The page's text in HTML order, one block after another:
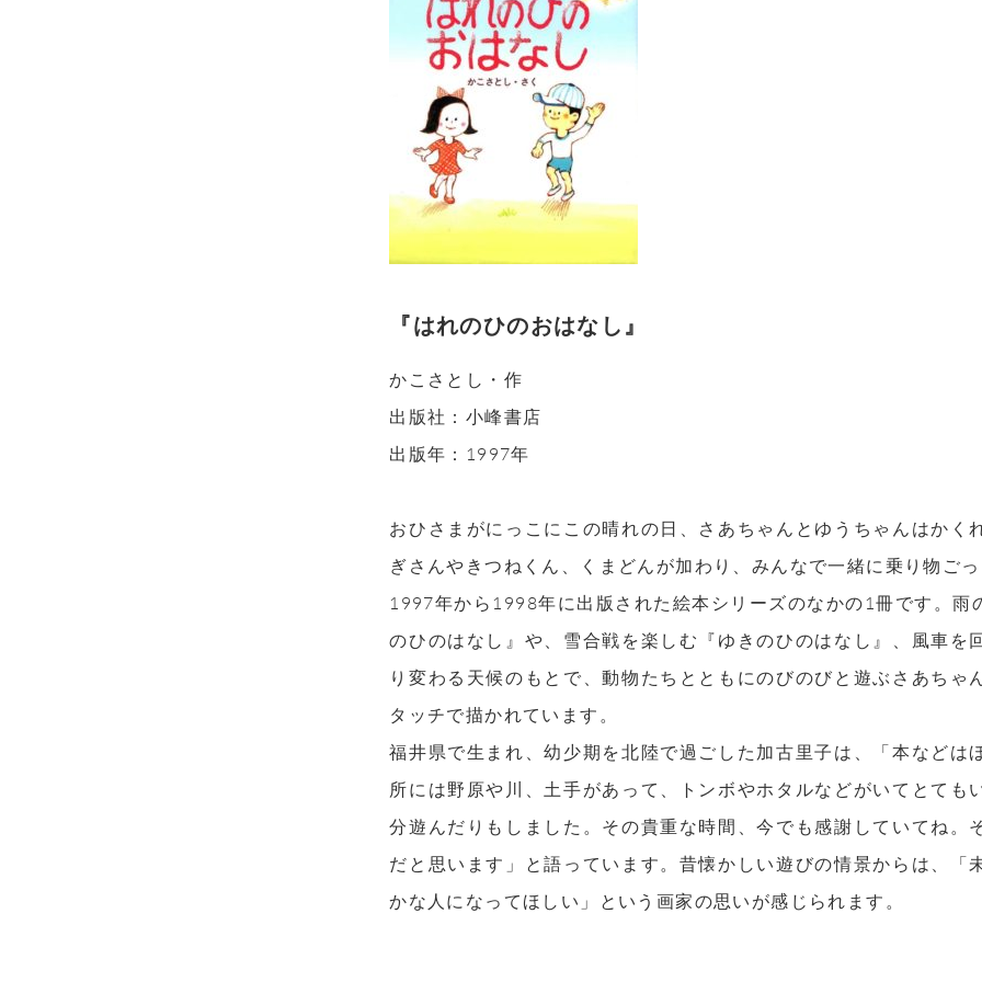
『はれのひのおはなし』
かこさとし・作
出版社：小峰書店
出版年：1997年
おひさまがにっこにこの晴れの日、さあちゃんとゆうちゃんはかく
ぎさんやきつねくん、くまどんが加わり、みんなで一緒に乗り物ごっ
1997年から1998年に出版された絵本シリーズのなかの1冊です。雨
のひのはなし』や、雪合戦を楽しむ『ゆきのひのはなし』、風車を
り変わる天候のもとで、動物たちとともにのびのびと遊ぶさあちゃ
タッチで描かれています。
福井県で生まれ、幼少期を北陸で過ごした加古里子は、「本などは
所には野原や川、土手があって、トンボやホタルなどがいてとても
分遊んだりもしました。その貴重な時間、今でも感謝していてね。
だと思います」と語っています。昔懐かしい遊びの情景からは、「
かな人になってほしい」という画家の思いが感じられます。